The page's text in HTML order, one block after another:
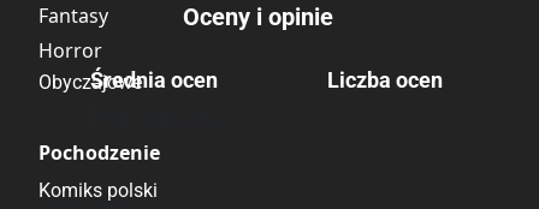
Fantasy
Horror
Obyczajowe
Pochodzenie
Komiks polski
Oceny i opinie
Średnia ocen Liczba ocen